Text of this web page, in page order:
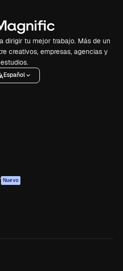
dirigir tu mejor trabajo. Más de un
creativos, empresas, agencias y
estudios.
Español
Nuevo